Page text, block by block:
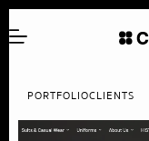
PORTFOLIOCLIENTS